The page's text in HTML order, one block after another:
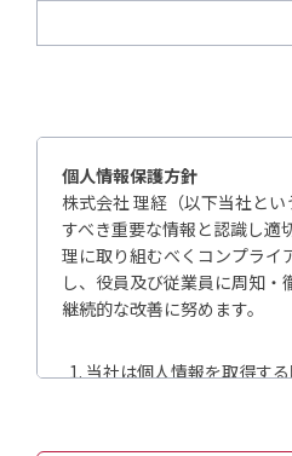
個人情報保護方針
株式会社 理経（以下当社と
すべき重要な情報と認識し適
理に取り組むべくコンプライ
し、役員及び従業員に周知・
継続的な改善に努めます。
当社は個人情報を取得す
当社は明示または公表した